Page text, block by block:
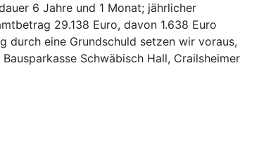
6 Jahre und 1 Monat; jährlicher
29.138 Euro, davon 1.638 Euro
durch eine Grundschuld setzen wir voraus,
Schwäbisch Hall, Crailsheimer